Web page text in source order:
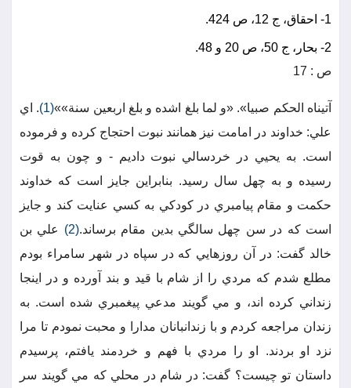
1- احقاق، ج 12، ص 424.
2- بحار، ج 50، ص 20 و 48.
ص : 17
آتيناه الحكم صبيا». «و لما بلغ اشده و بلغ اربعين سنة»»(1)
. اي
علي: خداوند در امامت نيز همانند نبوت احتجاج كرده و فرموده
است. به يحيي در خردسالي نبوت داديم - و چون به قوت
رسيده و به چهل سال رسيد. بنابراين جايز است كه خداوند
حكمت و مقام پيامبري در كودكي به كسي عنايت كند و جايز
است كه در سن چهل سالگي بدين مقام برساند.(2)
علي بن
خالد گفت: در آن روزهايي كه در سپاه در شهر سامراء بودم
مطلع شدم كه مردي را از شام با قيد و بند آورده و در اينجا
زنداني كرده اند، و مي گويند مدعي پيغمبري شده است. به
زندان مراجعه كردم و با زندانبانان مدارا و محبت نمودم تا مرا
نزد او بردند. او را مردي با فهم و خردمند يافتم، پرسيدم
داستان تو چيست؟ گفت: در شام در محلي كه مي گويند سر